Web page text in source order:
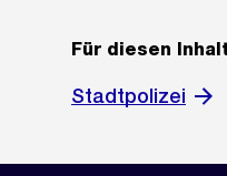
Für diesen
Stadtpolizei